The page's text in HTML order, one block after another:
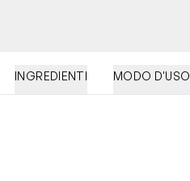
INGREDIENTI MODO D'USO